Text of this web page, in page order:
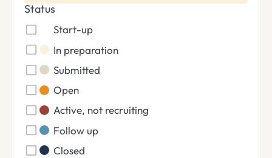
Status
Start-up
In preparation
Submitted
Open
Active, not recruiting
Follow up
Closed